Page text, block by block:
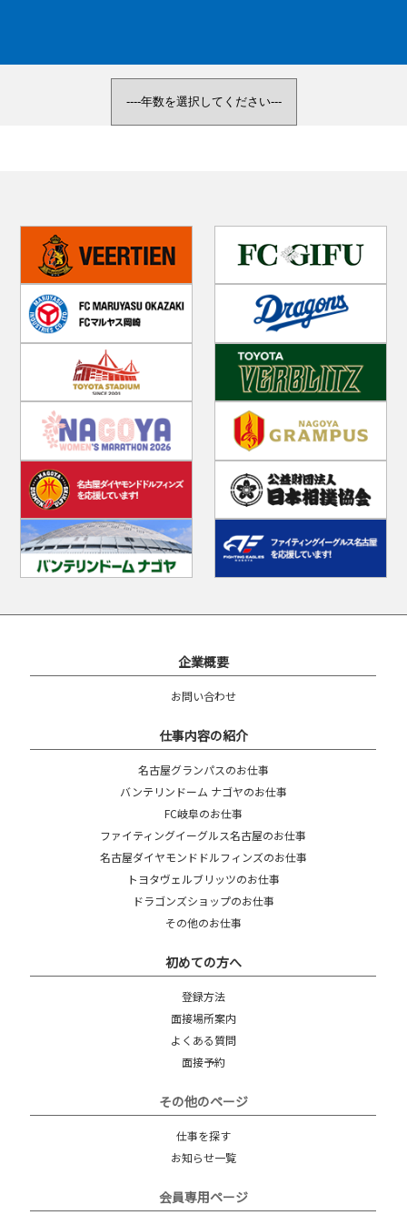
企業概要
お問い合わせ
仕事内容の紹介
名古屋グランパスのお仕事
バンテリンドーム ナゴヤのお仕事
FC岐阜のお仕事
ファイティングイーグルス名古屋のお仕事
名古屋ダイヤモンドドルフィンズのお仕事
トヨタヴェルブリッツのお仕事
ドラゴンズショップのお仕事
その他のお仕事
初めての方へ
登録方法
面接場所案内
よくある質問
面接予約
その他のページ
仕事を探す
お知らせ一覧
会員専用ページ